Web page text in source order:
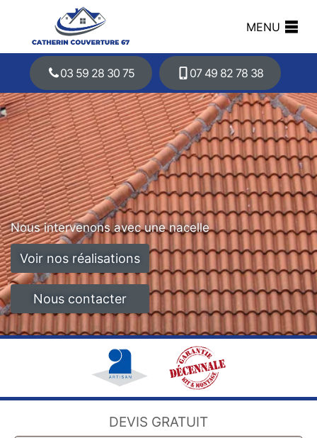
MENU
03 59 28 30 75 07 49 82 78 38
Nous intervenons avec une nacelle
Voir nos réalisations
Nous contacter
DEVIS GRATUIT